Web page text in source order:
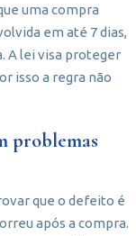
uma compra
em até 7 dias,
A lei visa proteger
isso a regra não
problemas
que o defeito é
após a compra.